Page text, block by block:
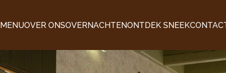
MENUOVER ONSOVERNACHTENONTDEK SNEEK